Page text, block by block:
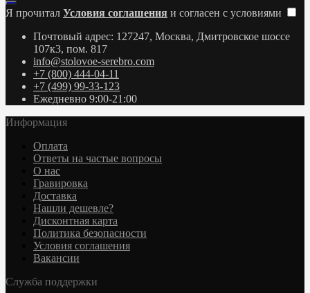
Я прочитал Условия соглашения и согласен с условиями
Почтовый адрес: 127247, Москва, Дмитровское шоссе
107к3, пом. 817
info@stolovoe-serebro.com
+7 (800) 444-04-11
+7 (499) 99-33-123
Ежедневно 9:00-21:00
Информация
Оплата
Ответы на частые вопросы
О нас
Гравировка
Доставка
Нашли дешевле?
Дисконтная карта
Политика безопасности
Условия соглашения
Вакансии
Служба поддержки